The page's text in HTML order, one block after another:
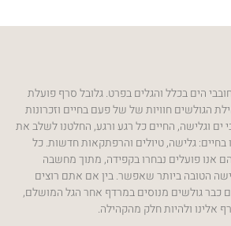
הים בכלל והגלים בפרט. גלובל סרף פועלת
הגולשים חוויות של של פעם בחיים וזכרונות
ים וגלישה, החיים כל רגע ורגע, החלטנו לשלב את
גלישה, טיולים והרפתקאות חדשות. כל
אנו פועלים נבחרו בקפידה, מתוך מחשבה
הטובה ביותר שאפשר. בין אם אתם רוצים
כבר גולשים מנוסים במרדף אחר הגל המושלם,
אלינו ולהיות חלק מהקהילה.